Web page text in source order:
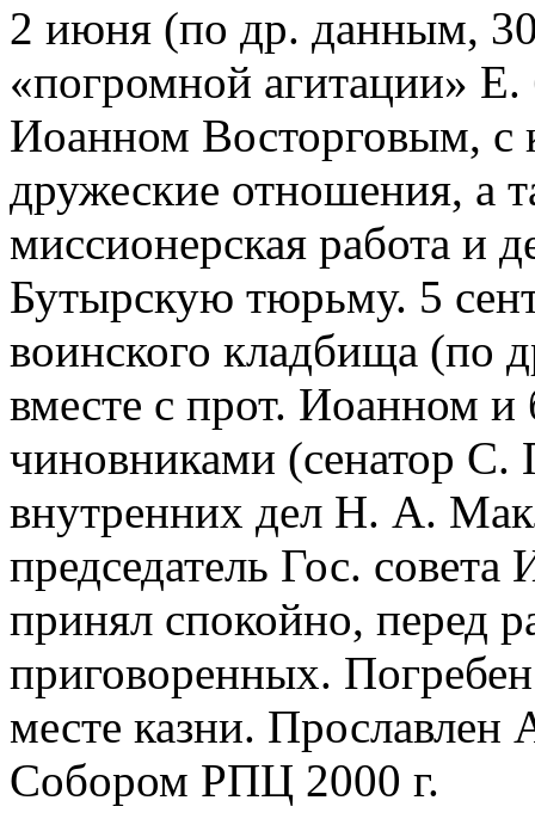
2 июня (по др. данным,
«погромной агитации» Е.
Иоанном Восторговым, с
дружеские отношения, а
миссионерская работа и
Бутырскую тюрьму. 5
воинского кладбища (по
вместе с прот. Иоанном
чиновниками (сенатор
внутренних дел Н. А.
председатель Гос.
принял спокойно, перед
приговоренных.
месте казни.
Собором РПЦ 2000 г.